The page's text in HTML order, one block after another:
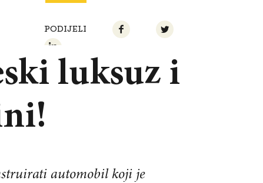
PODIJELI
luksuz i
automobil koji je